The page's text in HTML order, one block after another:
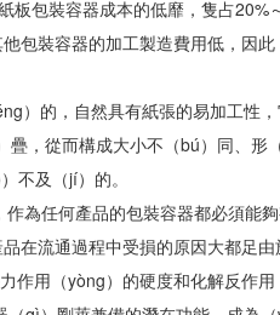
包裝容器成本的低靡，隻占20%
包裝容器的加工製造費用低，因
）的，自然具有紙張的易加工性
，從而構成大小不（bú）同、形
不及（jí）的。
為任何產品的包裝容器都必須能
在流通過程中受損的原因大都足
作用（yòng）的硬度和化解反作